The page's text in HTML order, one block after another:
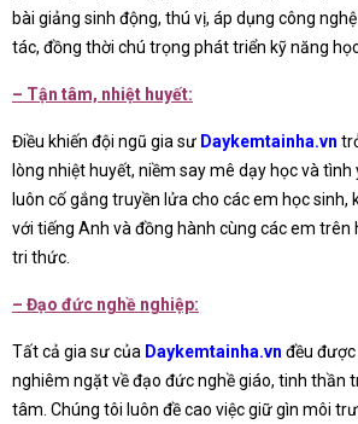
bài giảng sinh động, thú vị, áp dụng công
tác, đồng thời chú trọng phát triển kỹ năng
– Tận tâm, nhiệt huyết:
Điều khiến đội ngũ gia sư Daykemtainha.vn
lòng nhiệt huyết, niềm say mê dạy học và tình
luôn cố gắng truyền lửa cho các em học sinh,
với tiếng Anh và đồng hành cùng các em trên
tri thức.
– Đạo đức nghề nghiệp:
Tất cả gia sư của Daykemtainha.vn đều
nghiêm ngặt về đạo đức nghề giáo, tinh thần
tâm. Chúng tôi luôn đề cao việc giữ gìn môi